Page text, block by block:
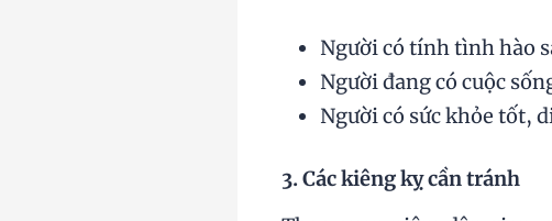
Người có tính tình hào
Người đang có cuộc
Người có sức khỏe tốt,
3. Các kiêng kỵ cần tránh